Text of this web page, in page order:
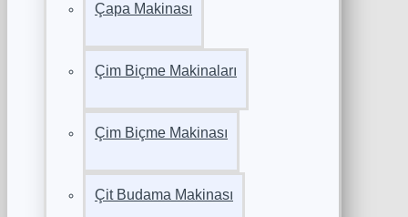
Çapa Makinası
Çim Biçme Makinaları
Çim Biçme Makinası
Çit Budama Makinası